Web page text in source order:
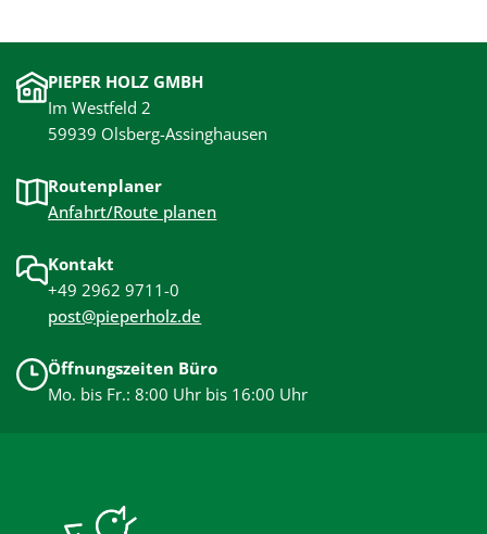
PIEPER HOLZ GMBH
Im Westfeld 2
59939 Olsberg-Assinghausen
Routenplaner
Anfahrt/Route planen
Kontakt
+49 2962 9711-0
post@pieperholz.de
Öffnungszeiten Büro
Mo. bis Fr.: 8:00 Uhr bis 16:00 Uhr